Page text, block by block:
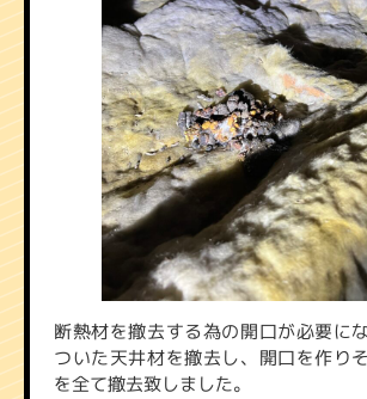
断熱材を撤去する為の開口が必要に
ついた天井材を撤去し、開口を作り
を全て撤去致しました。